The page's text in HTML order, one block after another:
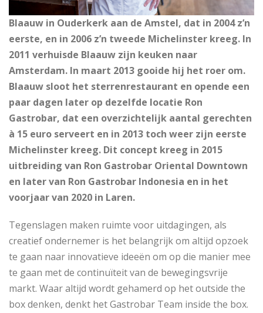
Blaauw in Ouderkerk aan de Amstel, dat in 2004 z’n
eerste, en in 2006 z’n tweede Michelinster kreeg. In
2011 verhuisde Blaauw zijn keuken naar
Amsterdam. In maart 2013 gooide hij het roer om.
Blaauw sloot het sterrenrestaurant en opende een
paar dagen later op dezelfde locatie Ron
Gastrobar, dat een overzichtelijk aantal gerechten
à 15 euro serveert en in 2013 toch weer zijn eerste
Michelinster kreeg. Dit concept kreeg in 2015
uitbreiding van Ron Gastrobar Oriental Downtown
en later van Ron Gastrobar Indonesia en in het
voorjaar van 2020 in Laren.
Tegenslagen maken ruimte voor uitdagingen, als
creatief ondernemer is het belangrijk om altijd opzoek
te gaan naar innovatieve ideeën om op die manier mee
te gaan met de continuïteit van de bewegingsvrije
markt. Waar altijd wordt gehamerd op het outside the
box denken, denkt het Gastrobar Team inside the box.